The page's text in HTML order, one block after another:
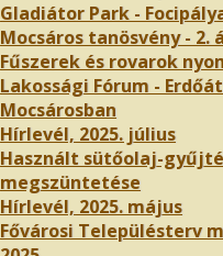
Gladiátor Park -
Mocsáros tanösvény - 2.
Fűszerek és rovarok
Lakossági Fórum -
Mocsárosban
Hírlevél, 2025. július
Használt sütőolaj-
megszüntetése
Hírlevél, 2025. május
Fővárosi Településterv